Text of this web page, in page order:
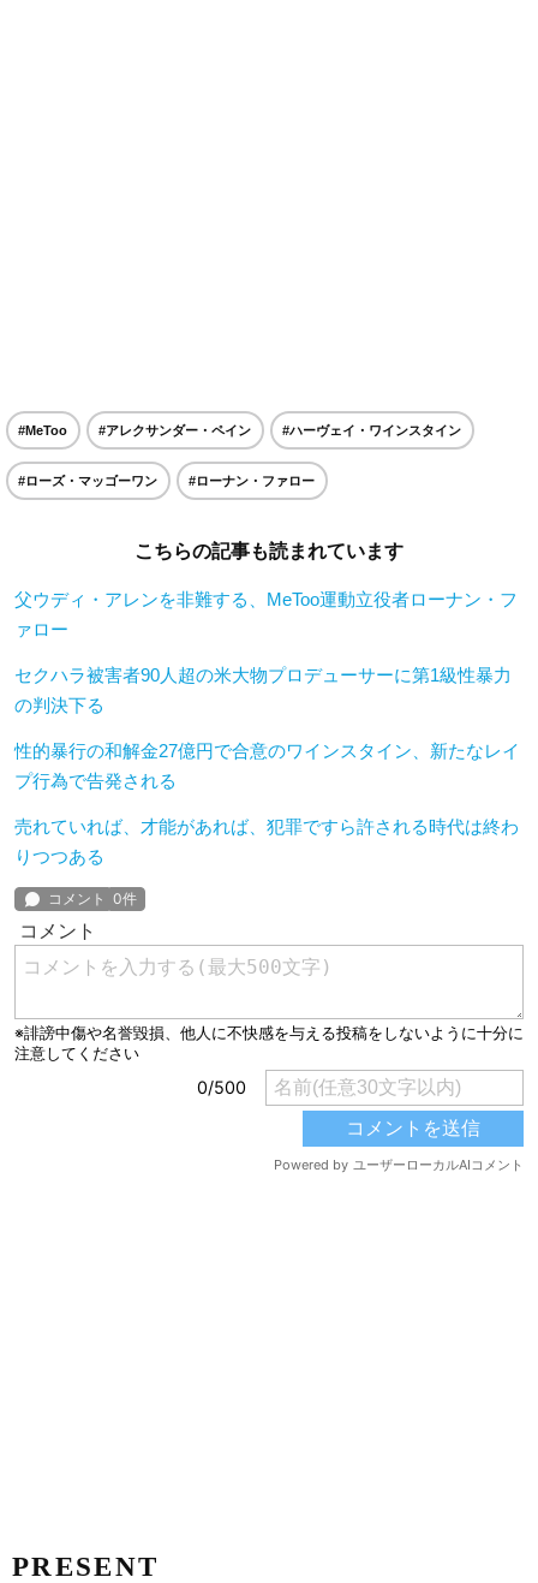
#MeToo #アレクサンダー・ペイン #ハーヴェイ・ワインスタイン
#ローズ・マッゴーワン #ローナン・ファロー
こちらの記事も読まれています
父ウディ・アレンを非難する、MeToo運動立役者ローナン・フ
ァロー
セクハラ被害者90人超の米大物プロデューサーに第1級性暴力
の判決下る
性的暴行の和解金27億円で合意のワインスタイン、新たなレイ
プ行為で告発される
売れていれば、才能があれば、犯罪ですら許される時代は終わ
りつつある
PRESENT